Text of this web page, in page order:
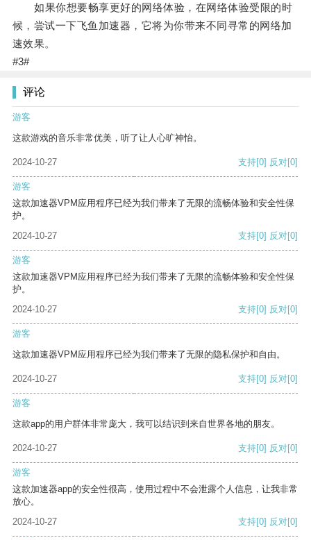
如果你想要畅享更好的网络体验，在网络体验受限的时
候，尝试一下飞鱼加速器，它将为你带来不同寻常的网络加
速效果。
#3#
评论
游客
这款游戏的音乐非常优美，听了让人心旷神怡。
2024-10-27 支持[0] 反对[0]
游客
这款加速器VPM应用程序已经为我们带来了无限的流畅体验和安全性保
护。
2024-10-27
支持[0] 反对[0]
游客
这款加速器VPM应用程序已经为我们带来了无限的流畅体验和安全性保
护。
2024-10-27
支持[0] 反对[0]
游客
这款加速器VPM应用程序已经为我们带来了无限的隐私保护和自由。
2024-10-27 支持[0] 反对[0]
游客
这款app的用户群体非常庞大，我可以结识到来自世界各地的朋友。
2024-10-27 支持[0] 反对[0]
游客
这款加速器app的安全性很高，使用过程中不会泄露个人信息，让我非常
放心。
2024-10-27
支持[0] 反对[0]